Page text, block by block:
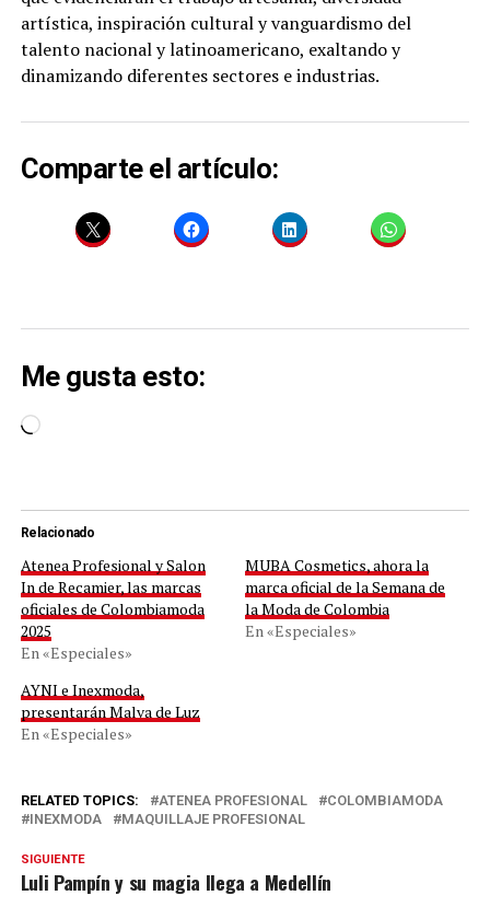
artística, inspiración cultural y vanguardismo del
talento nacional y latinoamericano, exaltando y
dinamizando diferentes sectores e industrias.
Comparte el artículo:
Me gusta esto:
Cargando...
Relacionado
Atenea Profesional y Salon
In de Recamier, las marcas
oficiales de Colombiamoda
2025
En «Especiales»
MUBA Cosmetics, ahora la
marca oficial de la Semana de
la Moda de Colombia
En «Especiales»
AYNI e Inexmoda,
presentarán Malva de Luz
En «Especiales»
RELATED TOPICS: ATENEA PROFESIONAL
COLOMBIAMODA
INEXMODA
MAQUILLAJE PROFESIONAL
SIGUIENTE
Luli Pampín y su magia llega a Medellín